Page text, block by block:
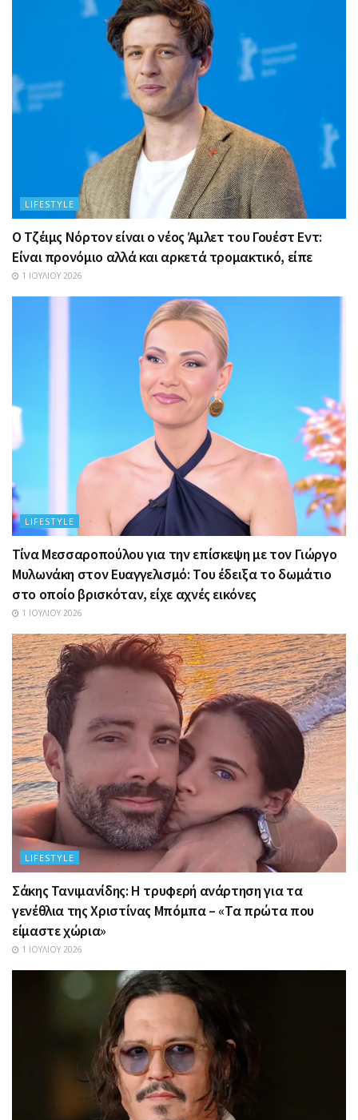
LIFESTYLE
Ο Τζέιμς Νόρτον είναι ο νέος Άμλετ του Γουέστ Εντ:
Είναι προνόμιο αλλά και αρκετά τρομακτικό, είπε
1 ΙΟΥΛΊΟΥ 2026
LIFESTYLE
Τίνα Μεσσαροπούλου για την επίσκεψη με τον Γιώργο
Μυλωνάκη στον Ευαγγελισμό: Του έδειξα το δωμάτιο
στο οποίο βρισκόταν, είχε αχνές εικόνες
1 ΙΟΥΛΊΟΥ 2026
LIFESTYLE
Σάκης Τανιμανίδης: Η τρυφερή ανάρτηση για τα
γενέθλια της Χριστίνας Μπόμπα – «Τα πρώτα που
είμαστε χώρια»
1 ΙΟΥΛΊΟΥ 2026